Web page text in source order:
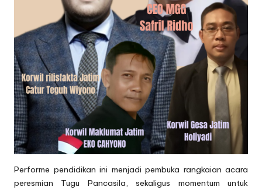
Performe pendidikan ini menjadi pembuka rangkaian acara
peresmian Tugu Pancasila, sekaligus momentum untuk